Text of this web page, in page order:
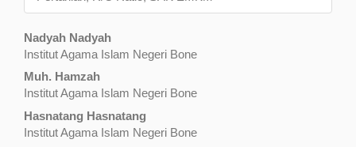
Main
Article
Content
Nadyah Nadyah
Institut Agama Islam Negeri Bone
Muh. Hamzah
Institut Agama Islam Negeri Bone
Hasnatang Hasnatang
Institut Agama Islam Negeri Bone